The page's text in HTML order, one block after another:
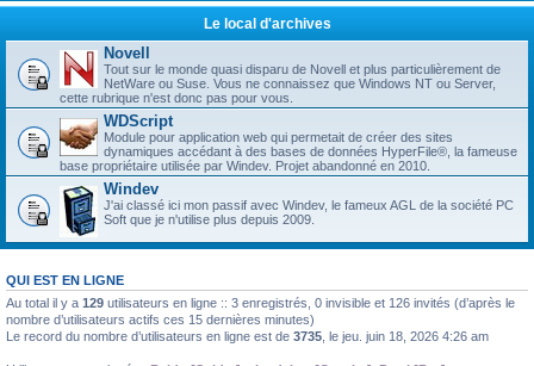
Le local d'archives
Novell
Tout sur le monde quasi disparu de Novell et plus particulièrement de
NetWare ou Suse. Vous ne connaissez que Windows NT ou Server,
cette rubrique n'est donc pas pour vous.
WDScript
Module pour application web qui permetait de créer des sites
dynamiques accédant à des bases de données HyperFile®, la fameuse
base propriétaire utilisée par Windev. Projet abandonné en 2010.
Windev
J'ai classé ici mon passif avec Windev, le fameux AGL de la société PC
Soft que je n'utilise plus depuis 2009.
QUI EST EN LIGNE
Au total il y a 129 utilisateurs en ligne :: 3 enregistrés, 0 invisible et 126 invités (d’après le
nombre d’utilisateurs actifs ces 15 dernières minutes)
Le record du nombre d’utilisateurs en ligne est de 3735 , le jeu. juin 18, 2026 4:26 am